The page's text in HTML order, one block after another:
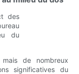
de nombreux
significatives du